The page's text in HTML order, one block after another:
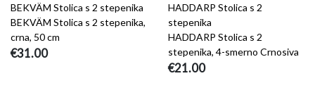
BEKVÄM Stolica s 2 stepenika
BEKVÄM Stolica s 2 stepenika,
crna, 50 cm
€31.00
HADDARP Stolica s 2
stepenika
HADDARP Stolica s 2
stepenika, 4-smerno Crnosiva
€21.00